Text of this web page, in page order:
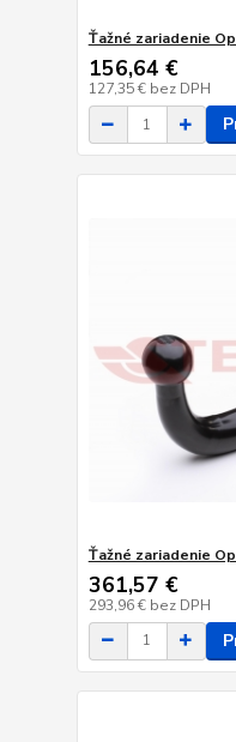
Ťažné zariadenie
156,64 €
127,35 € bez DPH
Ťažné zariadenie
361,57 €
293,96 € bez DPH